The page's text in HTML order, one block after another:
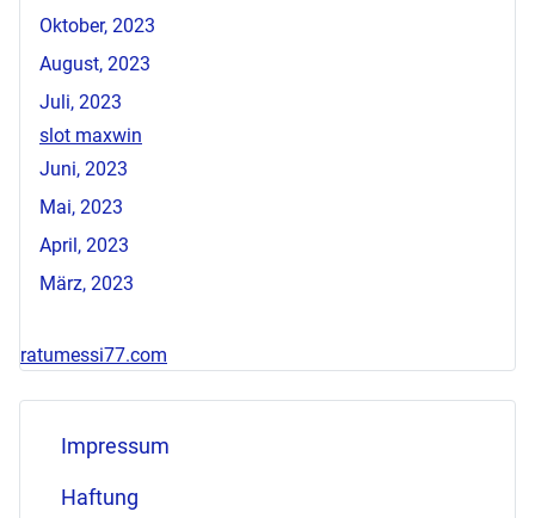
Oktober, 2023
August, 2023
Juli, 2023
slot maxwin
Juni, 2023
Mai, 2023
April, 2023
März, 2023
ratumessi77.com
Impressum
Haftung